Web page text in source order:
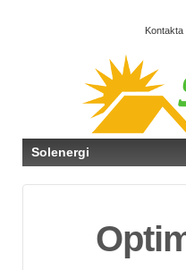
Kontakta
Solenergi